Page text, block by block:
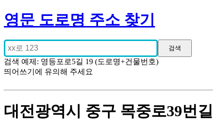
영문 도로명 주소 찾기
검색 예제: 영등포로5길 19 (도로명+건물번호)
띄어쓰기에 유의해 주세요
대전광역시 중구 목중로39번길